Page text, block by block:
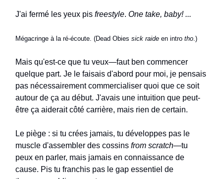
J'ai fermé les yeux pis freestyle. One take, baby! ...
Mégacringe à la ré-écoute. (Dead Obies sick raide en intro tho.)
Mais qu'est-ce que tu veux—faut ben commencer
quelque part. Je le faisais d'abord pour moi, je pensais
pas nécessairement commercialiser quoi que ce soit
autour de ça au début. J'avais une intuition que peut-
être ça aiderait côté carrière, mais rien de certain.
Le piège : si tu crées jamais, tu développes pas le
muscle d'assembler des cossins from scratch—tu
peux en parler, mais jamais en connaissance de
cause. Pis tu franchis pas le gap essentiel de